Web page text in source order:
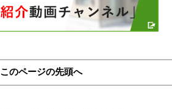
このページの先頭へ